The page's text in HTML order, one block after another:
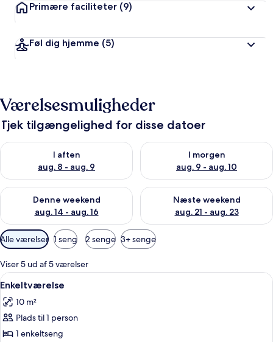
Primære faciliteter (9)
Føl dig hjemme (5)
Værelsesmuligheder
Tjek tilgængelighed for disse datoer
I aften
aug. 8 - aug. 9
Tjek tilgængelighed for i aften aug. 8 - aug. 9
I morgen
aug. 9 - aug. 10
Tjek tilgængelighed for i
Denne weekend
aug. 14 - aug. 16
Tjek tilgængelighed for denne weekend aug. 14 - aug. 16
Næste weekend
aug. 21 - aug. 23
Tjek tilgængelighed for næste
Tilgængelige
filtre
for
værelser
Alle værelser 1 seng 2 senge 3+ senge
Viser 5 ud af 5 værelser
Indlæs
alle
billeder
af
Enkeltværelse
En enkeltseng med hvide sengetøj i
6
Enkeltværelse
10 m²
Plads til 1 person
1 enkeltseng